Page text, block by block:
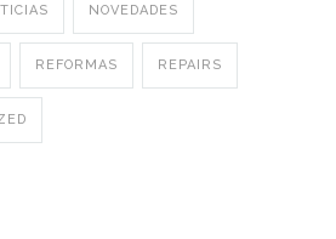
NOVEDADES
REFORMAS REPAIRS